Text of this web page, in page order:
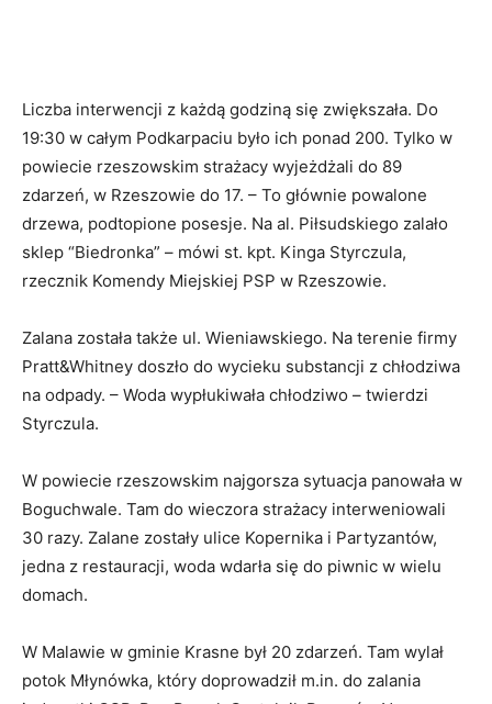
Liczba interwencji z każdą godziną się zwiększała. Do
19:30 w całym Podkarpaciu było ich ponad 200. Tylko w
powiecie rzeszowskim strażacy wyjeżdżali do 89
zdarzeń, w Rzeszowie do 17. – To głównie powalone
drzewa, podtopione posesje. Na al. Piłsudskiego zalało
sklep “Biedronka” – mówi st. kpt. Kinga Styrczula,
rzecznik Komendy Miejskiej PSP w Rzeszowie.
Zalana została także ul. Wieniawskiego. Na terenie firmy
Pratt&Whitney doszło do wycieku substancji z chłodziwa
na odpady. – Woda wypłukiwała chłodziwo – twierdzi
Styrczula.
W powiecie rzeszowskim najgorsza sytuacja panowała w
Boguchwale. Tam do wieczora strażacy interweniowali
30 razy. Zalane zostały ulice Kopernika i Partyzantów,
jedna z restauracji, woda wdarła się do piwnic w wielu
domach.
W Malawie w gminie Krasne był 20 zdarzeń. Tam wylał
potok Młynówka, który doprowadził m.in. do zalania